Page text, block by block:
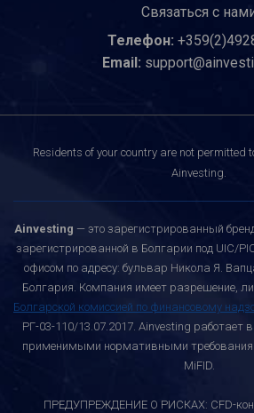
Связаться с
Телефон:
Email:
Residents of your country are not permitted
Ainvesting.
Ainvesting — это зарегистрированный
зарегистрированной в Болгарии под UIC/
офисом по адресу: бульвар Никола Я.
Болгария. Компания имеет разрешение,
Болгарской комиссией по финансовому
РГ-03-110/13.07.2017. Ainvesting работает
применимыми нормативными
MiFID.
ПРЕДУПРЕЖДЕНИЕ О РИСКАХ: CFD-